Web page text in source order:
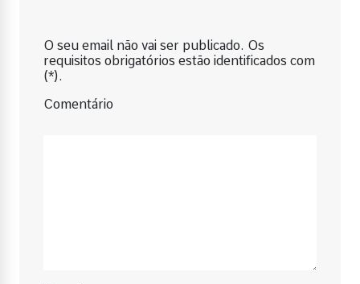
O seu email não vai ser publicado. Os
requisitos obrigatórios estão identificados com
(*).
Comentário